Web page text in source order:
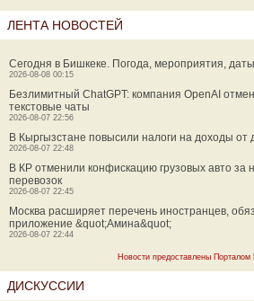
ЛЕНТА НОВОСТЕЙ
Сегодня в Бишкеке. Погода, мероприятия, даты
2026-08-08 00:15
Безлимитный ChatGPT: компания OpenAI
текстовые чаты
2026-08-07 22:56
В Кыргызстане повысили налоги на доходы от
2026-08-07 22:48
В КР отменили конфискацию грузовых авто за
перевозок
2026-08-07 22:45
Москва расширяет перечень иностранцев,
приложение &quot;Амина&quot;
2026-08-07 22:44
Новости предоставлены Порталом
ДИСКУССИИ